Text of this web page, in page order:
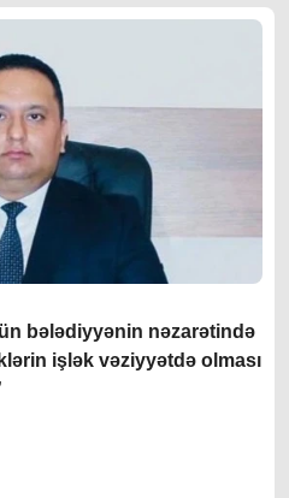
bələdiyyənin nəzarətində
işlək vəziyyətdə olması